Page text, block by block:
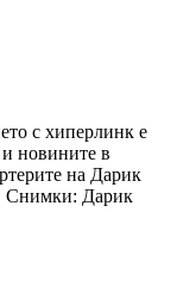
с хиперлинк е
новините в
на Дарик
Снимки: Дарик